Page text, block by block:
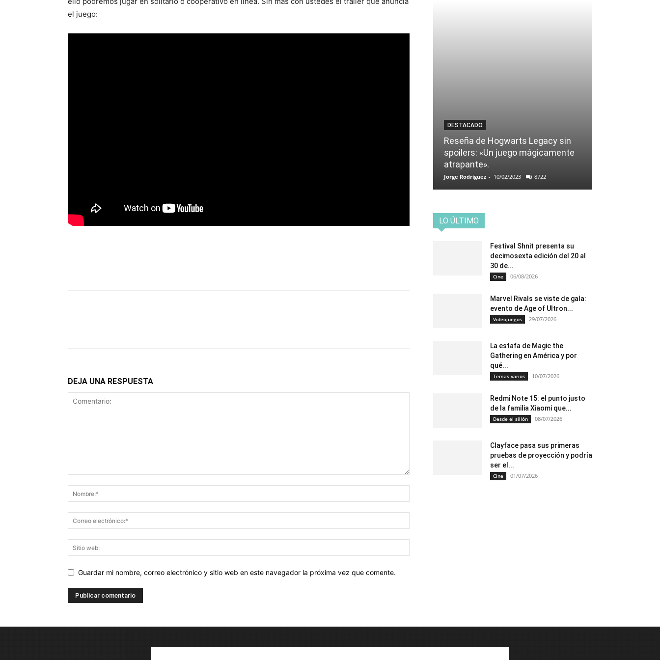
el juego:
DEJA UNA RESPUESTA
Guardar mi nombre, correo electrónico y sitio web en este navegador la próxima vez que comente.
DESTACADO
Reseña de Hogwarts Legacy sin
spoilers: «Un juego mágicamente
atrapante».
Jorge Rodriguez - 10/02/2023 8722
LO ÚLTIMO
Festival Shnit presenta su
decimosexta edición del 20 al
30 de...
Cine 06/08/2026
Marvel Rivals se viste de gala:
evento de Age of Ultron...
Videojuegos 29/07/2026
La estafa de Magic the
Gathering en América y por
qué...
Temas varios 10/07/2026
Redmi Note 15: el punto justo
de la familia Xiaomi que...
Desde el sillón 08/07/2026
Clayface pasa sus primeras
pruebas de proyección y podría
ser el...
Cine 01/07/2026